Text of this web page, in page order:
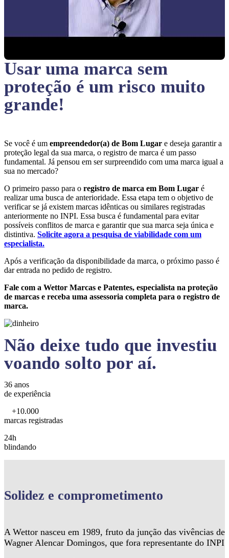
Usar uma marca sem
proteção é um risco muito
grande!
Se você é um empreendedor(a) de Bom Lugar e deseja garantir a
proteção legal da sua marca, o registro de marca é um passo
fundamental. Já pensou em ser surpreendido com uma marca igual a
sua no mercado?
O primeiro passo para o registro de marca em Bom Lugar é
realizar uma busca de anterioridade. Essa etapa tem o objetivo de
verificar se já existem marcas idênticas ou similares registradas
anteriormente no INPI. Essa busca é fundamental para evitar
possíveis conflitos de marca e garantir que sua marca seja única e
distintiva. Solicite agora a pesquisa de viabilidade com um
especialista.
Após a verificação da disponibilidade da marca, o próximo passo é
dar entrada no pedido de registro.
Fale com a Wettor Marcas e Patentes, especialista na proteção
de marcas e receba uma assessoria completa para o registro de
marca.
Não deixe tudo que investiu
voando solto por aí.
36 anos
de experiência
+10.000
marcas registradas
24h
blindando
Solidez e comprometimento
A Wettor nasceu em 1989, fruto da junção das vivências de
Wagner Alencar Domingos, que fora representante do INPI